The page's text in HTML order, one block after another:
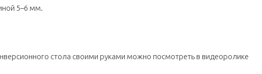
5–6 мм.
стола своими руками можно посмотреть в видеоролике